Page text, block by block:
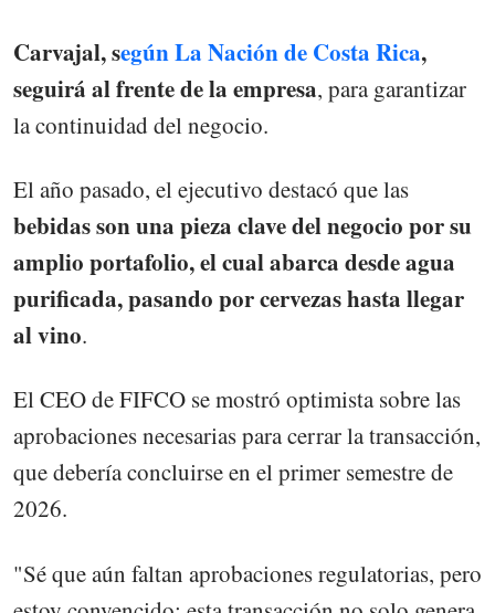
Carvajal, según La Nación de Costa Rica,
seguirá al frente de la empresa, para garantizar
la continuidad del negocio.
El año pasado, el ejecutivo destacó que las
bebidas son una pieza clave del negocio por su
amplio portafolio, el cual abarca desde agua
purificada, pasando por cervezas hasta llegar
al vino.
El CEO de FIFCO se mostró optimista sobre las
aprobaciones necesarias para cerrar la transacción,
que debería concluirse en el primer semestre de
2026.
"Sé que aún faltan aprobaciones regulatorias, pero